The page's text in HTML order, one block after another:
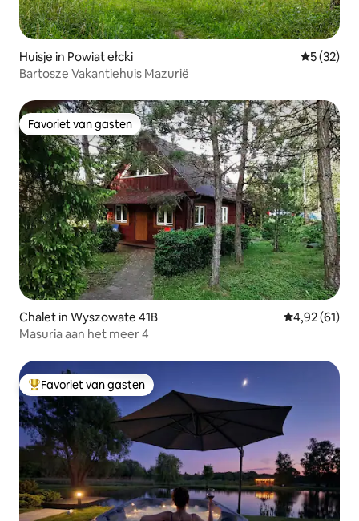
Huisje in Powiat ełcki
5 (32)
Bartosze Vakantiehuis Mazurië
Favoriet van gasten
Favoriet van gasten
Chalet in Wyszowate 41B Gemiddelde
4,92 (61)
Masuria aan het meer 4
Topfavoriet van gasten
Favoriet van gasten